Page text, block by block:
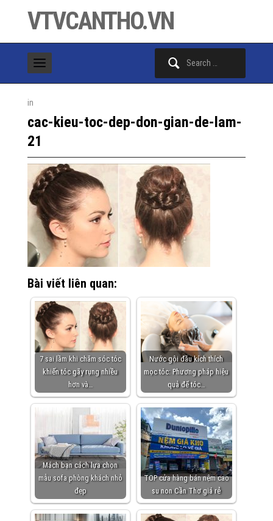
VTVCANTHO.VN
in
cac-kieu-toc-dep-don-gian-de-lam-
21
Bài viết liên quan:
7 sai lầm khi chăm sóc tóc
khiến tóc gãy rụng nhiều
hơn và…
Nước gội đầu kích thích
mọc tóc: Phương pháp hiệu
quả để tóc…
Mách bạn cách lựa chọn
mẫu sofa phòng khách nhỏ
đẹp
TOP cửa hàng bán nệm cao
su non Cần Thơ giá rẻ